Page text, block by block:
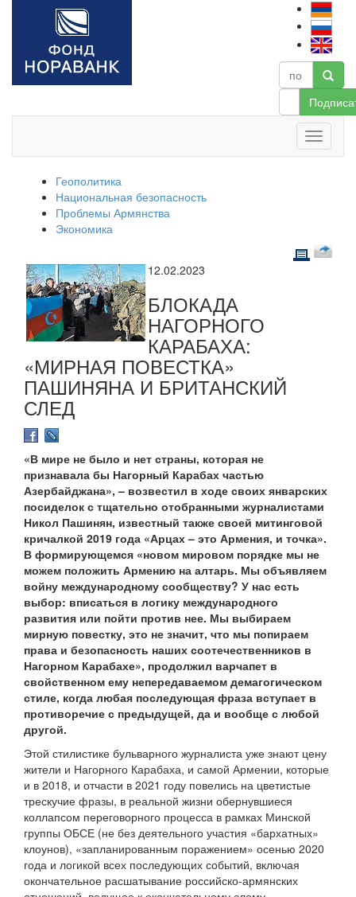
Геополитика
Национальная безопасность
Проблемы Армянства
Экономика
12.02.2023
БЛОКАДА
НАГОРНОГО
КАРАБАХА:
«МИРНАЯ ПОВЕСТКА»
ПАШИНЯНА И БРИТАНСКИЙ
СЛЕД
«В мире не было и нет страны, которая не
признавала бы Нагорный Карабах частью
Азербайджана», – возвестил в ходе своих январских
посиделок с тщательно отобранными журналистами
Никол Пашинян, известный также своей митинговой
кричалкой 2019 года «Арцах – это Армения, и точка».
В формирующемся «новом мировом порядке мы не
можем положить Армению на алтарь. Мы объявляем
войну международному сообществу? У нас есть
выбор: вписаться в логику международного
развития или пойти против нее. Мы выбираем
мирную повестку, это не значит, что мы попираем
права и безопасность наших соотечественников в
Нагорном Карабахе», продолжил варчапет в
свойственном ему непередаваемом демагогическом
стиле, когда любая последующая фраза вступает в
противоречие с предыдущей, да и вообще с любой
другой.
Этой стилистике бульварного журналиста уже знают цену
жители и Нагорного Карабаха, и самой Армении, которые
и в 2018, и отчасти в 2021 году повелись на цветистые
трескучие фразы, в реальной жизни обернувшиеся
коллапсом переговорного процесса в рамках Минской
группы ОБСЕ (не без деятельного участия «бархатных»
клоунов), «запланированным поражением» осенью 2020
года и логикой всех последующих событий, включая
окончательное расшатывание российско-армянских